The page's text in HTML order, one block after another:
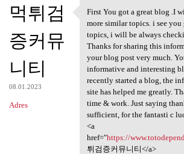
먹튀검
증커뮤
니티
08.01.2023
Adres
First You got a great
First You got a great blog .I
more similar topics. i see
topics, i will be always
Thanks for sharing this
your blog post very much.
informative and interesting
recently started a blog, the
site has helped me greatly.
time & work. Just saying
sufficient, for the fantasti c
<a
href="https://
튀검증커뮤니티</a>